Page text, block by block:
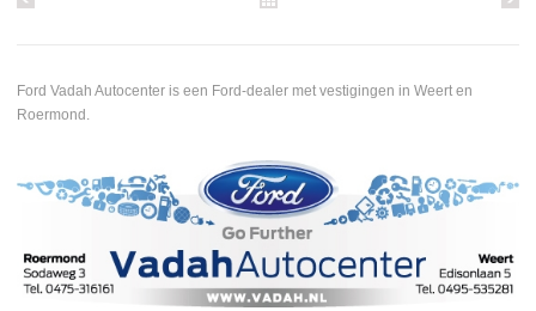
Ford Vadah Autocenter is een Ford-dealer met vestigingen in Weert en
Roermond.